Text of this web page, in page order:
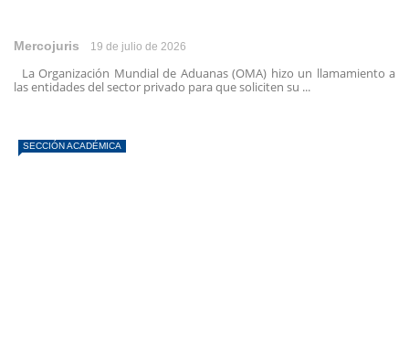
Mercojuris 19 de julio de 2026
La Organización Mundial de Aduanas (OMA) hizo un llamamiento a
las entidades del sector privado para que soliciten su ...
SECCIÓN ACADÉMICA